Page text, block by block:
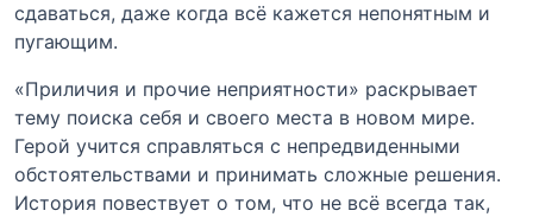
сдаваться, даже когда всё кажется непонятным и
пугающим.
«Приличия и прочие неприятности» раскрывает
тему поиска себя и своего места в новом мире.
Герой учится справляться с непредвиденными
обстоятельствами и принимать сложные решения.
История повествует о том, что не всё всегда так,